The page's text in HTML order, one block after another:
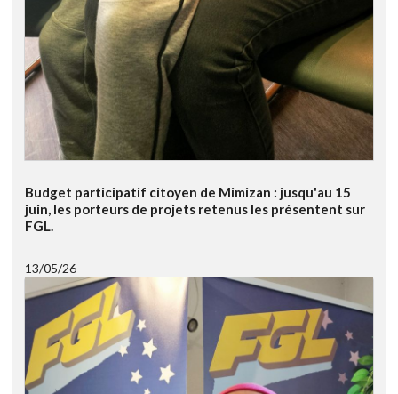
Budget participatif citoyen de Mimizan : jusqu'au 15
juin, les porteurs de projets retenus les présentent sur
FGL.
13/05/26